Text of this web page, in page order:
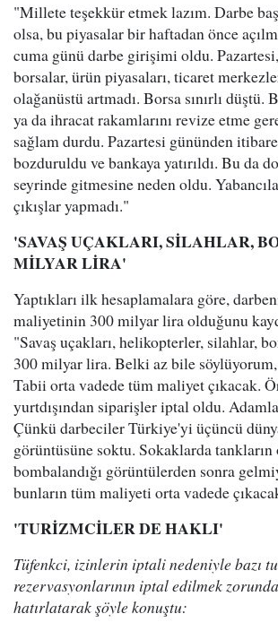
"Millete teşekkür etmek lazım. Darbe
olsa, bu piyasalar bir haftadan önce
cuma günü darbe girişimi oldu.
borsalar, ürün piyasaları, ticaret
olağanüstü artmadı. Borsa sınırlı düştü.
ya da ihracat rakamlarını revize etme
sağlam durdu. Pazartesi gününden
bozduruldu ve bankaya yatırıldı. Bu da
seyrinde gitmesine neden oldu.
çıkışlar yapmadı."
'SAVAŞ UÇAKLARI, SİLAHLAR,
MİLYAR LİRA'
Yaptıkları ilk hesaplamalara göre,
maliyetinin 300 milyar lira olduğunu
"Savaş uçakları, helikopterler, silahlar,
300 milyar lira. Belki az bile
Tabii orta vadede tüm maliyet çıkacak.
yurtdışından siparişler iptal oldu.
Çünkü darbeciler Türkiye'yi üçüncü
görüntüsüne soktu. Sokaklarda
bombalandığı görüntülerden sonra
bunların tüm maliyeti orta vadede
'TURİZMCİLER DE HAKLI'
Tüfenkci, izinlerin iptali nedeniyle bazı
rezervasyonlarının iptal edilmek zorunda
hatırlatarak şöyle konuştu: